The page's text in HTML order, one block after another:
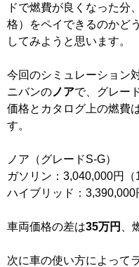
ドで燃費が良くなった分
格）をペイできるのかど
してみようと思います。
今回のシミュレーション
ニバンの ノアで、グレー
価格とカタログ上の燃費
す。
ノア（グレードS-G）
ガソリン：3,040,000円（
ハイブリッド：3,390,000
車両価格の差は35万円 、
次に車の使い方によって